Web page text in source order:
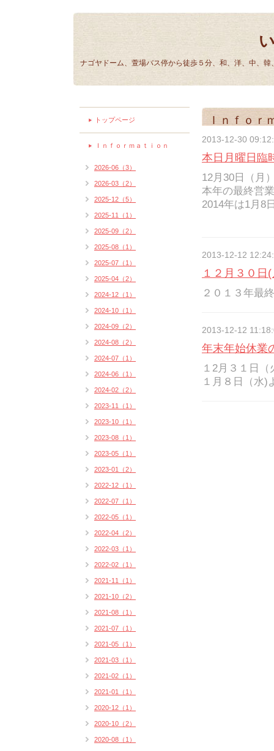
ナゴヤドーム、萱場バス停から徒歩５分、和、洋、中、
Ｉｎｆｏｒ
2013-12-30
本日月曜日臨
12月30日（月
本年の最終営
2014年は1月8
2013-12-12
１２月３０日
２０１３年最
2013-12-12
年末年始休業
１2月３１日
１月８日（水)
トップページ
Ｉｎｆｏｒｍａｔｉｏｎ
2026-06（3）
2026-03（2）
2025-12（5）
2025-11（1）
2025-09（2）
2025-08（1）
2025-07（1）
2025-04（2）
2024-12（1）
2024-10（1）
2024-09（2）
2024-08（2）
2024-07（1）
2024-06（1）
2024-02（2）
2023-11（1）
2023-10（1）
2023-08（1）
2023-05（1）
2023-01（2）
2022-12（1）
2022-07（1）
2022-05（1）
2022-04（2）
2022-03（1）
2022-02（1）
2021-11（1）
2021-10（2）
2021-08（1）
2021-07（1）
2021-05（1）
2021-03（1）
2021-02（1）
2021-01（1）
2020-12（1）
2020-10（2）
2020-08（1）